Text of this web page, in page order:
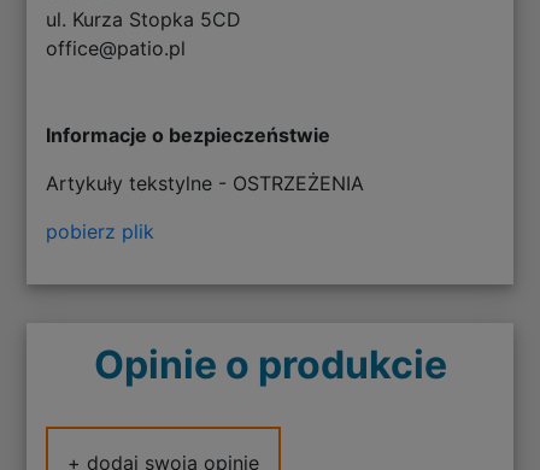
ul. Kurza Stopka 5CD
office@patio.pl
Informacje o bezpieczeństwie
Artykuły tekstylne - OSTRZEŻENIA
pobierz plik
Opinie o produkcie
+ dodaj swoją opinię